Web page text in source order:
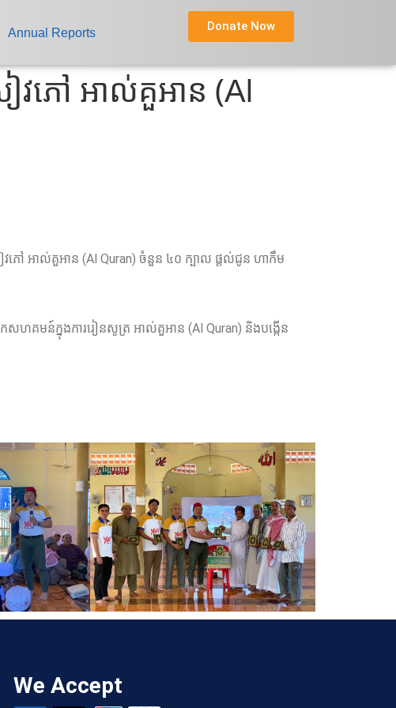
Annual Reports Donate Now
ភៅ អាល់គួអាន (Al
ភៅ អាល់គួអាន (Al Quran) ចំនួន ៤០ ក្បាល ផ្តល់ជូន ហាកឹម
ហគមន៍ក្នុងការរៀនសូត្រ អាល់គួអាន (Al Quran) និងបង្កើន
We Accept